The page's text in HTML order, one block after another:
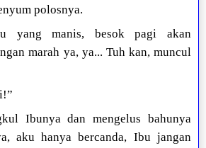
polosnya.
yang manis, besok pagi akan
marah ya, ya... Tuh kan, muncul
Ibunya dan mengelus bahunya
aku hanya bercanda, Ibu jangan